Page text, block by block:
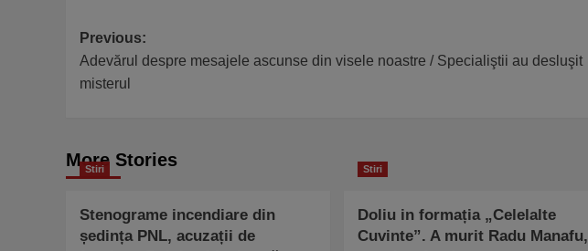
Post
navigation
Previous:
Adevărul despre mesajele ascunse din visele noastre / Specialiştii au desluşit
misterul
More Stories
Stiri
Stenograme incendiare din
ședința PNL, acuzații de
Stiri
Doliu in formația „Celelalte
Cuvinte”. A murit Radu Manafu,